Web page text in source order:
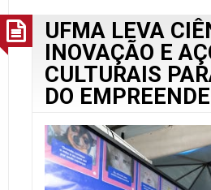
UFMA LEVA
INOVAÇÃO E
CULTURAIS
DO